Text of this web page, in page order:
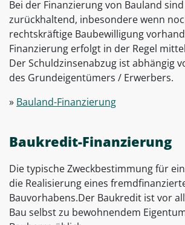
Bei der Finanzierung von Bauland
zurückhaltend, inbesondere wenn
rechtskräftige Baubewilligung
Finanzierung erfolgt in der Regel
Der Schuldzinsenabzug ist abhängig
des Grundeigentümers / Erwerbers.
» Bauland-Finanzierung
Baukredit-Finanzierung
Die typische Zweckbestimmung für
die Realisierung eines
Bauvorhabens.Der Baukredit ist vor
Bau selbst zu bewohnendem